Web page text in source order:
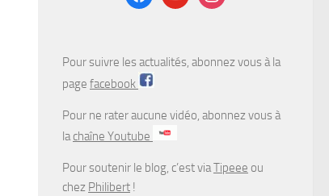
Pour suivre les actualités, abonnez vous à la
page facebook
Pour ne rater aucune vidéo, abonnez vous à
lachaîne Youtube
Pour soutenir le blog, c’est viaTipeee ou
chez Philibert !